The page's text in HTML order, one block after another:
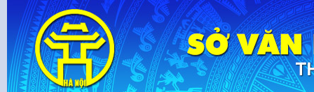
content